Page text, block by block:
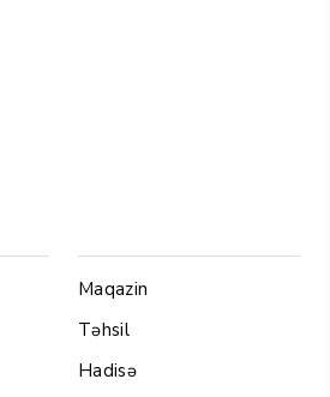
Maqazin
Təhsil
Hadisə